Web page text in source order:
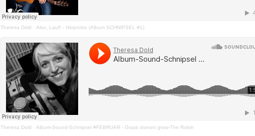
Theresa Dold · Also, Lauf! - Hörprobe (Album SCHNIPSEL #1)
Theresa Dold · Album-Sound-Schnipsel #FEBRUAR - Grass doesnt grow-The Robin